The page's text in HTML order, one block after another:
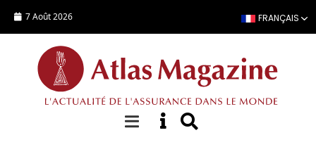
7 Août 2026 FRANÇAIS
ACTUALITÉ